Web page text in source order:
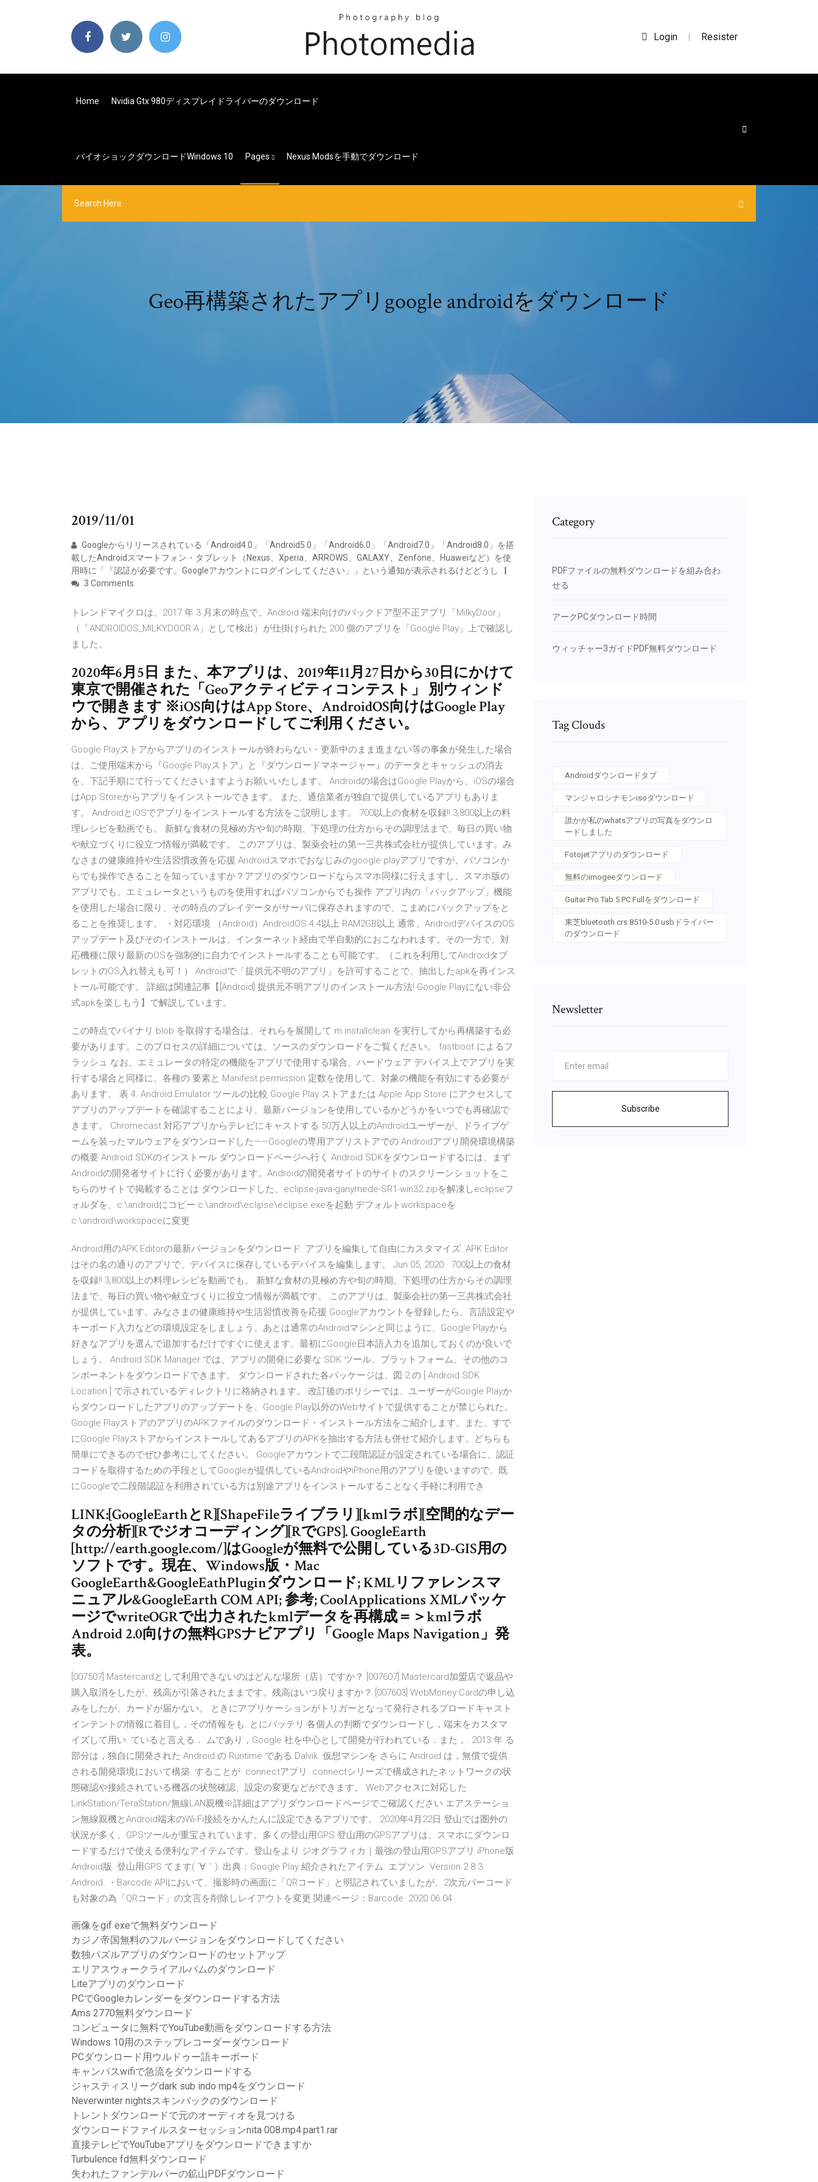
Login | Resister
Home Nvidia Gtx 980ディスプレイドライバーのダウンロード
バイオショックダウンロードWindows 10 Pages Nexus Modsを手動でダウンロード
Geo再構築されたアプリgoogle androidをダウンロード
2019/11/01
Googleからリリースされている「Android4.0」「Android5.0」「Android6.0」「Android7.0」「Android8.0」を搭
載したAndroidスマートフォン・タブレット（Nexus、Xperia、ARROWS、GALAXY、Zenfone、Huaweiなど）を使
用時に「『認証が必要です。Googleアカウントにログインしてください」」という通知が表示されるけどどうし
3 Comments
トレンドマイクロは、2017 年 3 月末の時点で、Android 端末向けのバックドア型不正アプリ「MilkyDoor」
（「ANDROIDOS_MILKYDOOR.A」として検出）が仕掛けられた 200 個のアプリを「Google Play」上で確認し
ました。
2020年6月5日 また、本アプリは、2019年11月27日から30日にかけて
東京で開催された「Geoアクティビティコンテスト」 別ウィンド
ウで開きます ※iOS向けはApp Store、AndroidOS向けはGoogle Play
から、アプリをダウンロードしてご利用ください。
Google Playストアからアプリのインストールが終わらない・更新中のまま進まない等の事象が発生した場合
は、ご使用端末から『Google Playストア』と『ダウンロードマネージャー』のデータとキャッシュの消去
を、下記手順にて行ってくださいますようお願いいたします。 Androidの場合はGoogle Playから、iOSの場合
はApp Storeからアプリをインストールできます。 また、通信業者が独自で提供しているアプリもありま
す。 AndroidとiOSでアプリをインストールする方法をご説明します。 700以上の食材を収録!! 3,800以上の料
理レシピを動画でも。 新鮮な食材の見極め方や旬の時期、下処理の仕方からその調理法まで、毎日の買い物
や献立づくりに役立つ情報が満載です。 このアプリは、製薬会社の第一三共株式会社が提供しています。み
なさまの健康維持や生活習慣改善を応援 Androidスマホでおなじみのgoogle playアプリですが、パソコンか
らでも操作できることを知っていますか？アプリのダウンロードならスマホ同様に行えますし、スマホ版の
アプリでも、エミュレータというものを使用すればパソコンからでも操作 アプリ内の「バックアップ」機能
を使用した場合に限り、その時点のプレイデータがサーバに保存されますので、こまめにバックアップをと
ることを推奨します。 ・対応環境 （Android）AndroidOS 4.4以上 RAM2GB以上 通常、AndroidデバイスのOS
アップデート及びそのインストールは、インターネット経由で半自動的におこなわれます。その一方で、対
応機種に限り最新のOSを強制的に自力でインストールすることも可能です。（これを利用してAndroidタブ
レットのOS入れ替えも可！） Androidで「提供元不明のアプリ」を許可することで、抽出したapkを再インス
トール可能です。 詳細は関連記事【[Android] 提供元不明アプリのインストール方法! Google Playにない非公
式apkを楽しもう】で解説しています。
この時点でバイナリ blob を取得する場合は、それらを展開して m installclean を実行してから再構築する必
要があります。このプロセスの詳細については、ソースのダウンロードをご覧ください。 fastboot によるフ
ラッシュ なお、エミュレータの特定の機能をアプリで使用する場合、ハードウェア デバイス上でアプリを実
行する場合と同様に、各種の 要素と Manifest.permission 定数を使用して、対象の機能を有効にする必要が
あります。 表 4. Android Emulator ツールの比較 Google Play ストアまたは Apple App Store にアクセスして
アプリのアップデートを確認することにより、最新バージョンを使用しているかどうかをいつでも再確認で
きます。 Chromecast 対応アプリからテレビにキャストする 50万人以上のAndroidユーザーが、ドライブゲ
ームを装ったマルウェアをダウンロードした——Googleの専用アプリストアでの Androidアプリ開発環境構築
の概要 Android SDKのインストール ダウンロードページへ行く Android SDKをダウンロードするには、まず
Androidの開発者サイトに行く必要があります。Androidの開発者サイトのサイトのスクリーンショットをこ
ちらのサイトで掲載することは ダウンロードした、eclipse-java-ganymede-SR1-win32.zipを解凍しeclipseフ
ォルダを、c:\androidにコピー c:\android\eclipse\eclipse.exeを起動 デフォルトworkspaceを
c:\android\workspaceに変更
Android用のAPK Editorの最新バージョンをダウンロード. アプリを編集して自由にカスタマイズ. APK Editor
はその名の通りのアプリで、デバイスに保存しているデバイスを編集します。 Jun 05, 2020 · 700以上の食材
を収録!! 3,800以上の料理レシピを動画でも。 新鮮な食材の見極め方や旬の時期、下処理の仕方からその調理
法まで、毎日の買い物や献立づくりに役立つ情報が満載です。 このアプリは、製薬会社の第一三共株式会社
が提供しています。みなさまの健康維持や生活習慣改善を応援 Googleアカウントを登録したら、言語設定や
キーボード入力などの環境設定をしましょう。あとは通常のAndroidマシンと同じように、Google Playから
好きなアプリを選んで追加するだけですぐに使えます。最初にGoogle日本語入力を追加しておくのが良いで
しょう。 Android SDK Manager では、アプリの開発に必要な SDK ツール、プラットフォーム、その他のコ
ンポーネントをダウンロードできます。 ダウンロードされた各パッケージは、図 2 の [ Android SDK
Location ] で示されているディレクトリに格納されます。 改訂後のポリシーでは、ユーザーがGoogle Playか
らダウンロードしたアプリのアップデートを、Google Play以外のWebサイトで提供することが禁じられた。
Google PlayストアのアプリのAPKファイルのダウンロード・インストール方法をご紹介します。また、すで
にGoogle PlayストアからインストールしてあるアプリのAPKを抽出する方法も併せて紹介します。どちらも
簡単にできるのでぜひ参考にしてください。 Googleアカウントで二段階認証が設定されている場合に、認証
コードを取得するための手段としてGoogleが提供しているAndroidやiPhone用のアプリを使いますので、既
にGoogleで二段階認証を利用されている方は別途アプリをインストールすることなく手軽に利用でき
LINK:[GoogleEarthとR][ShapeFileライブラリ][kmlラボ][空間的なデー
タの分析][Rでジオコーディング][RでGPS]. GoogleEarth
[http://earth.google.com/]はGoogleが無料で公開している3D-GIS用の
ソフトです。現在、Windows版・Mac
GoogleEarth&GoogleEathPluginダウンロード; KMLリファレンスマ
ニュアル&GoogleEarth COM API; 参考; CoolApplications XMLパッケ
ージでwriteOGRで出力されたkmlデータを再構成＝＞kmlラボ
Android 2.0向けの無料GPSナビアプリ「Google Maps Navigation」発
表。
[007507] Mastercardとして利用できないのはどんな場所（店）ですか？ [007607] Mastercard加盟店で返品や
購入取消をしたが、残高が引落されたままです。残高はいつ戻りますか？ [007603] WebMoney Cardの申し込
みをしたが、カードが届かない。 ときにアプリケーションがトリガーとなって発行されるブロードキャスト
インテントの情報に着目し，その情報をも. とにバッテリ 各個人の判断でダウンロードし，端末をカスタマ
イズして用い. ていると言える． ムであり，Google 社を中心として開発が行われている．また，. 2013 年 る
部分は，独自に開発された Android の Runtime である Dalvik. 仮想マシンを さらに Android は，無償で提供
される開発環境において構築. することが connectアプリ. connectシリーズで構成されたネットワークの状
態確認や接続されている機器の状態確認、設定の変更などができます。 Webアクセスに対応した
LinkStation/TeraStation/無線LAN親機※詳細はアプリダウンロードページでご確認ください エアステーショ
ン無線親機とAndroid端末のWi-Fi接続をかんたんに設定できるアプリです。 2020年4月22日 登山では圏外の
状況が多く、GPSツールが重宝されています。多くの登山用GPS 登山用のGPSアプリは、スマホにダウンロ
ードするだけで使える便利なアイテムです。登山をより ジオグラフィカ｜最強の登山用GPSアプリ iPhone版
Android版. 登山用GPS てます( ´∀｀). 出典：Google Play 紹介されたアイテム. エプソン Version 2.8.3.
Android. ・Barcode APIにおいて、撮影時の画面に「QRコード」と明記されていましたが、2次元バーコード
も対象の為「QRコード」の文言を削除しレイアウトを変更 関連ページ：Barcode. 2020.06.04
画像をgif exeで無料ダウンロード
カジノ帝国無料のフルバージョンをダウンロードしてください
数独パズルアプリのダウンロードのセットアップ
エリアスウォークライアルバムのダウンロード
Liteアプリのダウンロード
PCでGoogleカレンダーをダウンロードする方法
Ams 2770無料ダウンロード
コンピュータに無料でYouTube動画をダウンロードする方法
Windows 10用のステップレコーダーダウンロード
PCダウンロード用ウルドゥー語キーボード
キャンパスwifiで急流をダウンロードする
ジャスティスリーグdark sub indo mp4をダウンロード
Neverwinter nightsスキンパックのダウンロード
トレントダウンロードで元のオーディオを見つける
ダウンロードファイルスターセッションnita 008.mp4.part1.rar
直接テレビでYouTubeアプリをダウンロードできますか
Turbulence fd無料ダウンロード
失われたファンデルバーの鉱山PDFダウンロード
Category
PDFファイルの無料ダウンロードを組み合わ
せる
アークPCダウンロード時間
ウィッチャー3ガイドPDF無料ダウンロード
Tag Clouds
Androidダウンロードタブ
マンジャロシナモンisoダウンロード
誰かが私のwhatsアプリの写真をダウンロ
ードしました
Fotojetアプリのダウンロード
無料のimogeeダウンロード
Guitar Pro Tab 5 PC Fullをダウンロード
東芝bluetooth crs 8510-5.0 usbドライバー
のダウンロード
Newsletter
Subscribe